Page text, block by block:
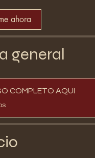
ahora
general
COMPLETO AQUI